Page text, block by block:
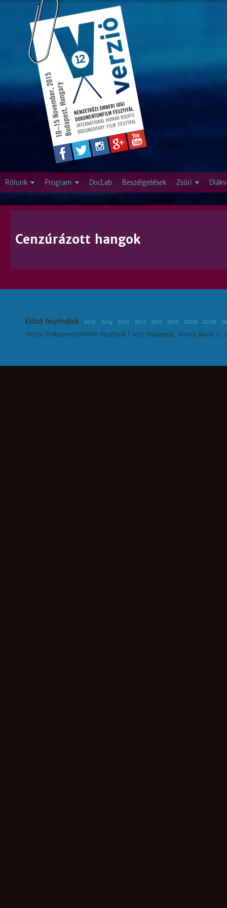
Jump to navigation
Cenzúrázott hangok
Rólunk Program DocLab Beszélgetések Zsűri
Előző fesztiválok 2015 2014 2013 2012 2011 2010 2009 2008
Verzio Dokumentumfilm Fesztivál | 1051 Budapest, Arany János